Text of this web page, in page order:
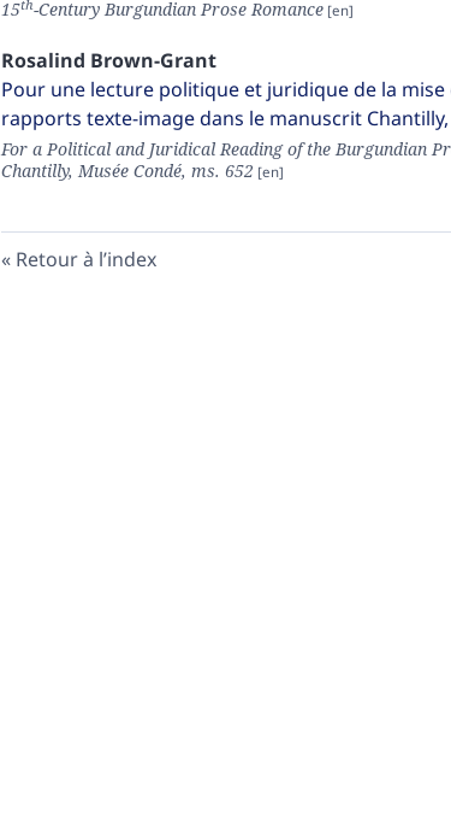
15th-Century Burgundian Prose Romance
Rosalind Brown-Grant
Pour une lecture politique et juridique de la
rapports texte-image dans le manuscrit
For a Political and Juridical Reading of the Burgundian
Chantilly, Musée Condé, ms. 652
Retour à l’index